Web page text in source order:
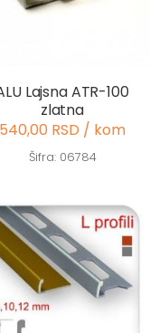
Lajsna ATR-100
zlatna
540,00 RSD / kom
Šifra: 06784